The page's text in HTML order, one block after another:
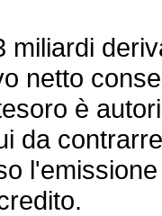
netto
è
da